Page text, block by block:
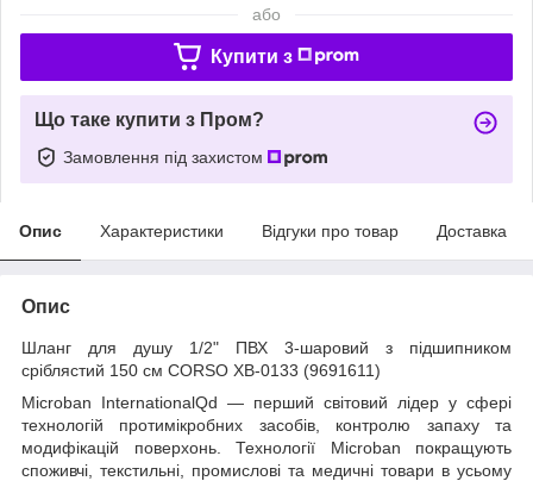
або
Купити з
Що таке купити з Пром?
Замовлення під захистом
Опис Характеристики Відгуки про товар Доставка
Опис
Шланг для душу 1/2" ПВХ 3-шаровий з підшипником
сріблястий 150 см CORSO XB-0133 (9691611)
Microban InternationalQd — перший світовий лідер у сфері
технологій протимікробних засобів, контролю запаху та
модифікацій поверхонь. Технології Microban покращують
споживчі, текстильні, промислові та медичні товари в усьому